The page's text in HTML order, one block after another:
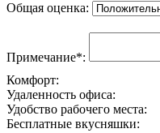
Общая оценка:
Примечание*:
Комфорт:
Удаленность офиса:
Удобство рабочего места:
Бесплатные вкусняшки: